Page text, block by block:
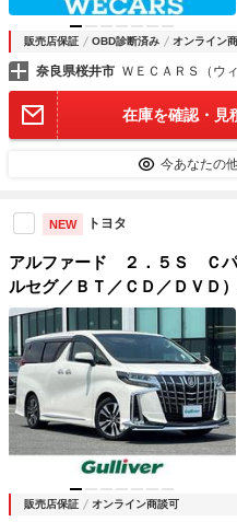
販売店保証 OBD診断済み オンライン
奈良県桜井市 ＷＥＣＡＲＳ（ウ
在庫を確認・見
今あなたの
NEW トヨタ
アルファード ２．５Ｓ Ｃ
ルセグ／ＢＴ／ＣＤ／ＤＶＤ
ニター／モデリスタエアロ／
ントロール／ＢＳＭ／バック
／レザーシート
販売店保証 オンライン商談可